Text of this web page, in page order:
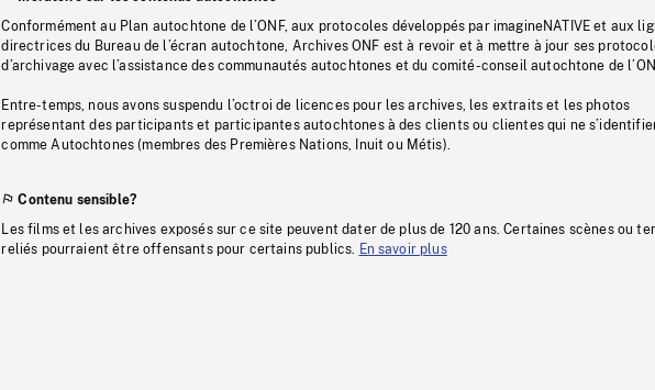
Conformément au Plan autochtone de l’ONF, aux protocoles développés par imagineNATIVE et aux
directrices du Bureau de l’écran autochtone, Archives ONF est à revoir et à mettre à jour ses
d’archivage avec l’assistance des communautés autochtones et du comité-conseil autochtone de
Entre-temps, nous avons suspendu l’octroi de licences pour les archives, les extraits et les photos
représentant des participants et participantes autochtones à des clients ou clientes qui ne
comme Autochtones (membres des Premières Nations, Inuit ou Métis).
Contenu sensible?
Les films et les archives exposés sur ce site peuvent dater de plus de 120 ans. Certaines scènes ou
reliés pourraient être offensants pour certains publics. En savoir plus